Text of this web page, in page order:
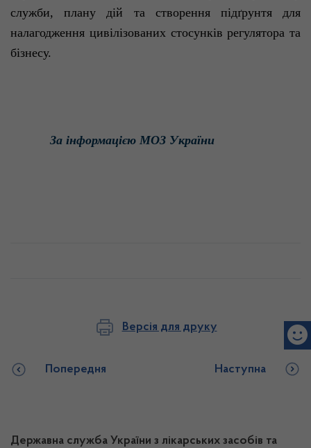
служби, планудій та створення підґрунтядля
налагодження цивілізованих стосунків регулятора та
бізнесу.
За інформацієюМОЗ України
Версія для друку
Попередня Наступна
Державна служба України з лікарських засобів та